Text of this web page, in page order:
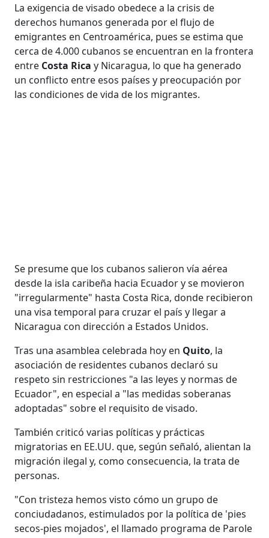
La exigencia de visado obedece a la crisis de
derechos humanos generada por el flujo de
emigrantes en Centroamérica, pues se estima que
cerca de 4.000 cubanos se encuentran en la frontera
entre Costa Rica y Nicaragua, lo que ha generado
un conflicto entre esos países y preocupación por
las condiciones de vida de los migrantes.
Se presume que los cubanos salieron vía aérea
desde la isla caribeña hacia Ecuador y se movieron
"irregularmente" hasta Costa Rica, donde recibieron
una visa temporal para cruzar el país y llegar a
Nicaragua con dirección a Estados Unidos.
Tras una asamblea celebrada hoy en Quito, la
asociación de residentes cubanos declaró su
respeto sin restricciones "a las leyes y normas de
Ecuador", en especial a "las medidas soberanas
adoptadas" sobre el requisito de visado.
También criticó varias políticas y prácticas
migratorias en EE.UU. que, según señaló, alientan la
migración ilegal y, como consecuencia, la trata de
personas.
"Con tristeza hemos visto cómo un grupo de
conciudadanos, estimulados por la política de 'pies
secos-pies mojados', el llamado programa de Parole